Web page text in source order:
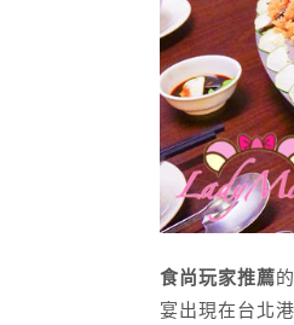
食尚玩家推薦
宴出現在台北